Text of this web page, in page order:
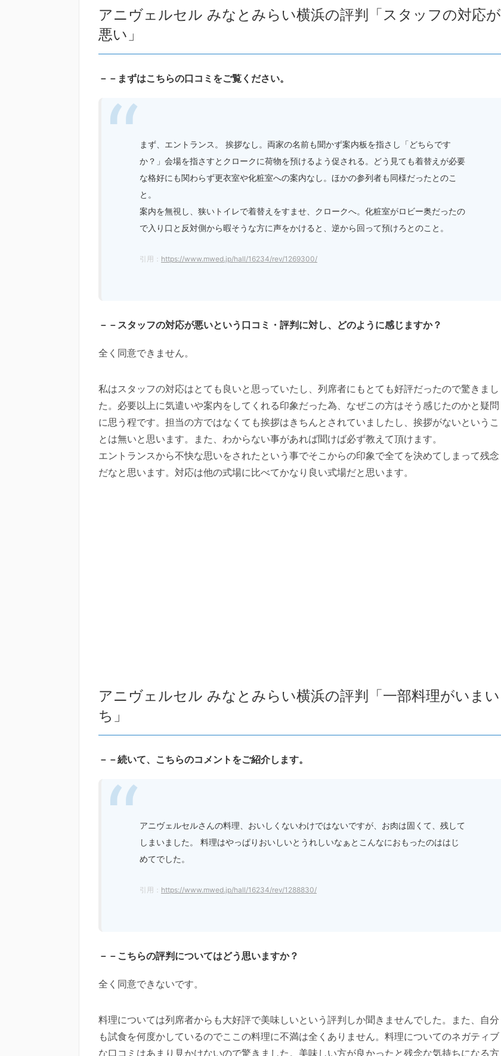
アニヴェルセル みなとみらい横浜の評判「スタッフの対応が
悪い」
－－まずはこちらの口コミをご覧ください。
まず、エントランス。 挨拶なし。両家の名前も聞かず案内板を指さし「どちらです
か？」会場を指さすとクロークに荷物を預けるよう促される。どう見ても着替えが必要
な格好にも関わらず更衣室や化粧室への案内なし。ほかの参列者も同様だったとのこ
と。
案内を無視し、狭いトイレで着替えをすませ、クロークへ。化粧室がロビー奥だったの
で入り口と反対側から暇そうな方に声をかけると、逆から回って預けろとのこと。
引用： https://www.mwed.jp/hall/16234/rev/1269300/
－－スタッフの対応が悪いという口コミ・評判に対し、どのように感じますか？
全く同意できません。
私はスタッフの対応はとても良いと思っていたし、列席者にもとても好評だったので驚きまし
た。必要以上に気遣いや案内をしてくれる印象だった為、なぜこの方はそう感じたのかと疑問
に思う程です。担当の方ではなくても挨拶はきちんとされていましたし、挨拶がないというこ
とは無いと思います。また、わからない事があれば聞けば必ず教えて頂けます。
エントランスから不快な思いをされたという事でそこからの印象で全てを決めてしまって残念
だなと思います。対応は他の式場に比べてかなり良い式場だと思います。
アニヴェルセル みなとみらい横浜の評判「一部料理がいまい
ち」
－－続いて、こちらのコメントをご紹介します。
アニヴェルセルさんの料理、おいしくないわけではないですが、お肉は固くて、残して
しまいました。 料理はやっぱりおいしいとうれしいなぁとこんなにおもったのははじ
めてでした。
引用： https://www.mwed.jp/hall/16234/rev/1288830/
－－こちらの評判についてはどう思いますか？
全く同意できないです。
料理については列席者からも大好評で美味しいという評判しか聞きませんでした。また、自分
も試食を何度かしているのでここの料理に不満は全くありません。料理についてのネガティブ
な口コミはあまり見かけないので驚きました。美味しい方が良かったと残念な気持ちになる方